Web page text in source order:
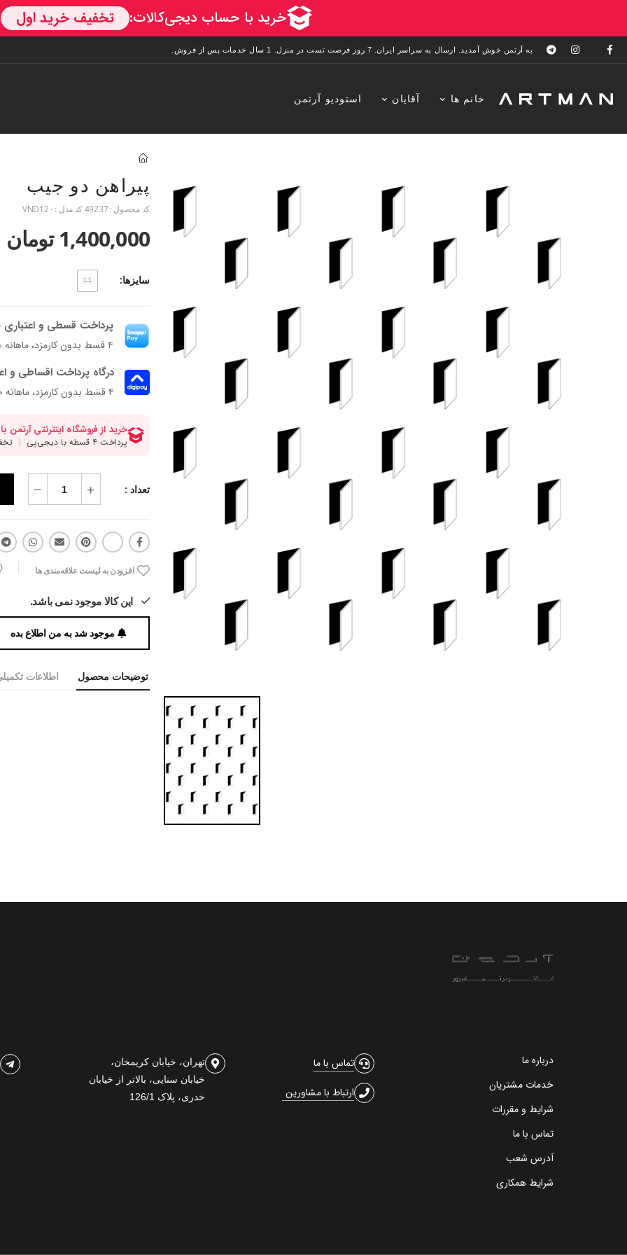
به آرتمن خوش آمدید. ارسال به سراسر ایران. 7 روز فرصت تست در منزل. 1 سال خدمات پس از فروش.
خانم ها آقایان استودیو آرتمن
پیراهن دو جیب
کد محصول :49237کد مدل :- VND12
1,400,000 تومان
سایزها: 11
پرداخت قسطی و اعتباری
۴ قسط بدون کارمزد، ماهانه ۳۵۰٬۰۰۰ تومان
درگاه پرداخت اقساطی و
۴ قسط بدون کارمزد، ماهانه 350,000 تومان
تعداد :
افزودن به لیست علاقه‌مندی ها
این کالا موجود نمی باشد.
موجود شد به من اطلاع بده
توضیحات محصول اطلاعات
درباره ما
خدمات مشتریان
شرایط و مقررات
تماس با ما
آدرس شعب
شرایط همکاری
تماس با ما
ارتباط با مشاورین
تهران، خیابان کریمخان،
خیابان سنایی، بالاتر از خیابان
خدری، پلاک 126/1